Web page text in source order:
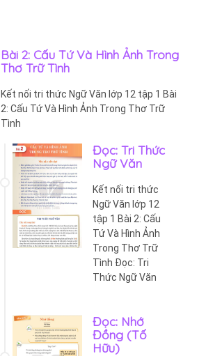
Bài 2: Cấu Tứ Và Hình Ảnh Trong
Thơ Trữ Tình
Kết nối tri thức Ngữ Văn lớp 12 tập 1 Bài
2: Cấu Tứ Và Hình Ảnh Trong Thơ Trữ
Tình
Đọc: Tri Thức
Ngữ Văn
Kết nối tri thức
Ngữ Văn lớp 12
tập 1 Bài 2: Cấu
Tứ Và Hình Ảnh
Trong Thơ Trữ
Tình Đọc: Tri
Thức Ngữ Văn
Đọc: Nhớ
Đồng (Tố
Hữu)